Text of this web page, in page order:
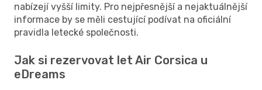
nabízejí vyšší limity. Pro nejpřesnější a nejaktuálnější
informace by se měli cestující podívat na oficiální
pravidla letecké společnosti.
Jak si rezervovat let Air Corsica u
eDreams